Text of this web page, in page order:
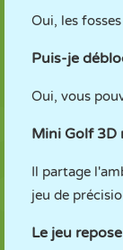
Oui, les
Puis-je
Oui, vous
Mini Golf 3D
Il partage
jeu de
Le jeu